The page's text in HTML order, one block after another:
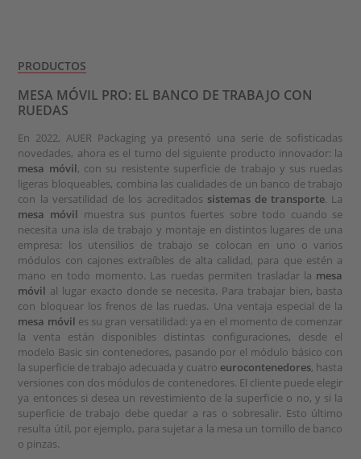
PRODUCTOS
MESA MÓVIL PRO: EL BANCO DE TRABAJO CON
RUEDAS
En 2022, AUER Packaging ya presentó una serie de sofisticadas
novedades, ahora es el turno del siguiente producto innovador: la
mesa móvil, con su resistente superficie de trabajo y sus ruedas
ligeras bloqueables, combina las cualidades de un banco de trabajo
con la versatilidad de los acreditados sistemas de transporte. La
mesa móvil muestra sus puntos fuertes sobre todo cuando se
necesita una isla de trabajo y montaje en distintos lugares de una
empresa: los utensilios de trabajo se colocan en uno o varios
módulos con cajones extraíbles de alta calidad, para que estén a
mano en todo momento. Las ruedas permiten trasladar la mesa
móvil al lugar exacto donde se necesita. Para trabajar bien, basta
con bloquear los frenos de las ruedas. Una ventaja especial de la
mesa móvil es su gran versatilidad: ya en el momento de comenzar
la venta están disponibles distintas configuraciones, desde el
modelo Basic sin contenedores, pasando por el módulo básico con
la superficie de trabajo adecuada y cuatro eurocontenedores, hasta
versiones con dos módulos de contenedores. El cliente puede elegir
ya entonces si desea un revestimiento de la superficie o no, y si la
superficie de trabajo debe quedar a ras o sobresalir. Esto último
resulta útil, por ejemplo, para sujetar a la mesa un tornillo de banco
o pinzas.